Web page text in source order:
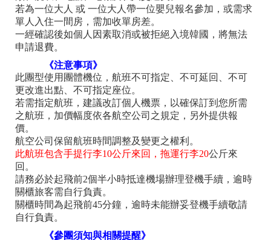
若為一位大人 或 一位大人帶一位嬰兒報名參加，或需求
單人入住一間房，需加收單房差。
一經確認後如個人因素取消或被拒絕入境韓國，將無法
申請退費。
《注意事項》
此團型使用團體機位，航班不可指定、不可延回、不可
更改進出點、不可指定座位。
若需指定航班，建議改訂個人機票，以確保訂到您所需
之航班，加價幅度依各航空公司之規定，另外提供報
價。
航空公司保留航班時間調整及變更之權利。
此航班包含手提行李10公斤來回，拖運行李20公斤來
回。
請務必於起飛前2個半小時抵達機場辦理登機手續，逾時
關櫃旅客需自行負責。
關櫃時間為起飛前45分鐘，逾時未能辦妥登機手續敬請
自行負責。
《參團須知與相關提醒》